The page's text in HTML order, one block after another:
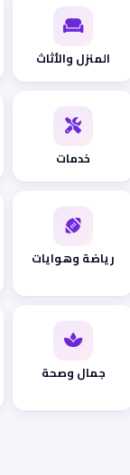
المنزل والأثاث
خدمات
رياضة وهوايات
جمال وصحة